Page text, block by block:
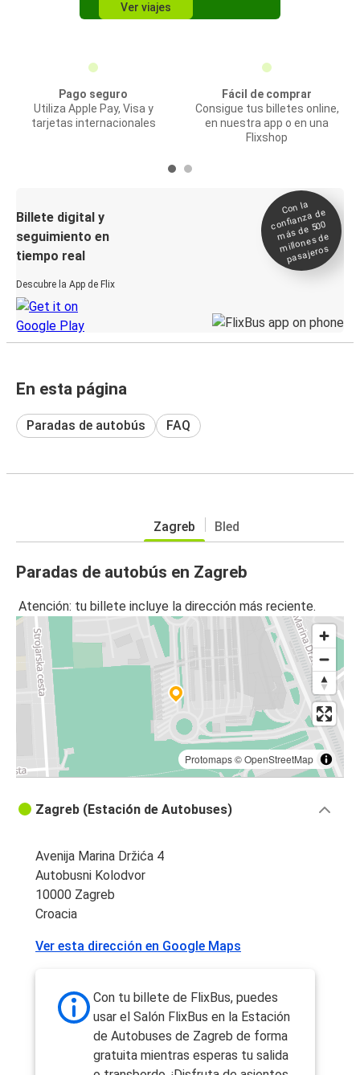
Ver viajes
Pago seguro
Utiliza Apple Pay, Visa y
tarjetas internacionales
Fácil de comprar
Consigue tus billetes online,
en nuestra app o en una
Flixshop
Billete digital y
seguimiento en
tiempo real
Descubre la App de Flix
Con la
confianza de
más de 500
millones de
pasajeros
En esta página
Paradas de autobús FAQ
Zagreb Bled
Paradas de autobús en Zagreb
Atención: tu billete incluye la dirección más reciente.
Protomaps©OpenStreetMap
Zagreb (Estación de Autobuses)
Avenija Marina Držića 4
Autobusni Kolodvor
10000 Zagreb
Croacia
Ver esta dirección en Google Maps
Con tu billete de FlixBus, puedes
usar el Salón FlixBus en la Estación
de Autobuses de Zagreb de forma
gratuita mientras esperas tu salida